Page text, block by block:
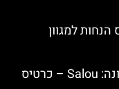
למגוון
פארק המים PortAventura בברצלונה: Salou – כרטיס